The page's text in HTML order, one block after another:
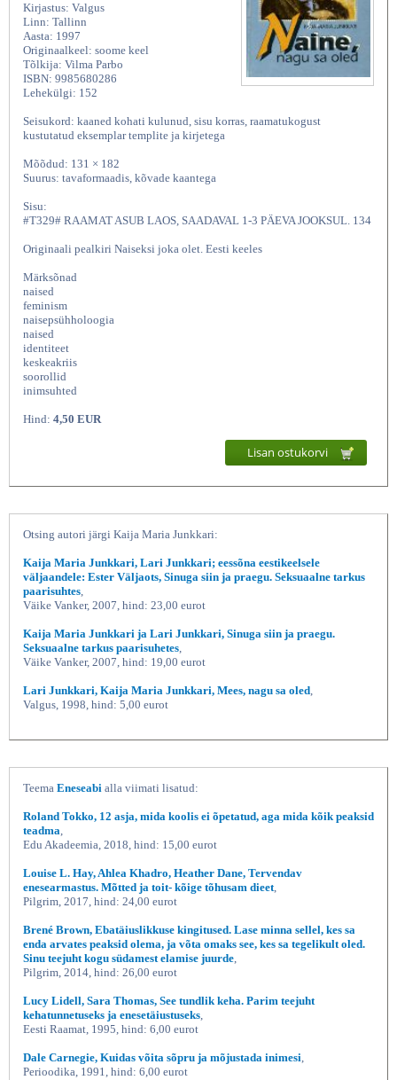
Kirjastus: Valgus
Linn: Tallinn
Aasta: 1997
Originaalkeel: soome keel
Tõlkija: Vilma Parbo
ISBN: 9985680286
Lehekülgi: 152
Seisukord: kaaned kohati kulunud, sisu korras, raamatukogust
kustutatud eksemplar templite ja kirjetega
Mõõdud: 131 × 182
Suurus: tavaformaadis, kõvade kaantega
Sisu:
#T329# RAAMAT ASUB LAOS, SAADAVAL 1-3 PÄEVA JOOKSUL. 134
Originaali pealkiri Naiseksi joka olet. Eesti keeles
Märksõnad
naised
feminism
naisepsühholoogia
naised
identiteet
keskeakriis
soorollid
inimsuhted
Hind: 4,50 EUR
Lisan ostukorvi
Otsing autori järgi Kaija Maria Junkkari:
Kaija Maria Junkkari, Lari Junkkari; eessõna eestikeelsele
väljaandele: Ester Väljaots, Sinuga siin ja praegu. Seksuaalne tarkus
paarisuhtes
Väike Vanker, 2007, hind: 23,00 eurot
Kaija Maria Junkkari ja Lari Junkkari, Sinuga siin ja praegu.
Seksuaalne tarkus paarisuhetes
Väike Vanker, 2007, hind: 19,00 eurot
Lari Junkkari, Kaija Maria Junkkari, Mees, nagu sa oled
Valgus, 1998, hind: 5,00 eurot
Teema Eneseabi alla viimati lisatud:
Roland Tokko, 12 asja, mida koolis ei õpetatud, aga mida kõik peaksid
teadma
Edu Akadeemia, 2018, hind: 15,00 eurot
Louise L. Hay, Ahlea Khadro, Heather Dane, Tervendav
enesearmastus. Mõtted ja toit- kõige tõhusam dieet
Pilgrim, 2017, hind: 24,00 eurot
Brené Brown, Ebatäiuslikkuse kingitused. Lase minna sellel, kes sa
enda arvates peaksid olema, ja võta omaks see, kes sa tegelikult oled.
Sinu teejuht kogu südamest elamise juurde
Pilgrim, 2014, hind: 26,00 eurot
Lucy Lidell, Sara Thomas, See tundlik keha. Parim teejuht
kehatunnetuseks ja enesetäiustuseks
Eesti Raamat, 1995, hind: 6,00 eurot
Dale Carnegie, Kuidas võita sõpru ja mõjustada inimesi
Perioodika, 1991, hind: 6,00 eurot